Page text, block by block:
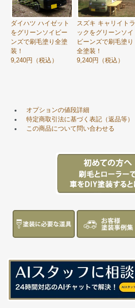
ダイハツ ハイゼット
をグリーンソイビー
ンズで刷毛塗り全塗
装！
9,240円（税込）
スズキ キャリイトラ
ックをグリーンソイ
ビーンズで刷毛塗り
全塗装！
9,240円（税込）
オプションの値段詳細
特定商取引法に基づく表記（返品等）
この商品について問い合わせる